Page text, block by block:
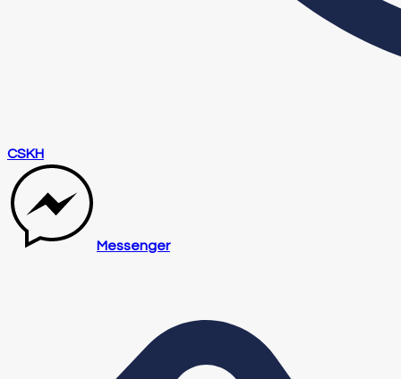
CSKH
Messenger